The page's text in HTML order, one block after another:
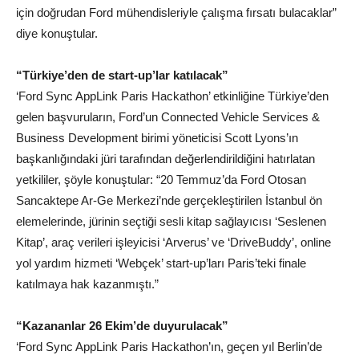
için doğrudan Ford mühendisleriyle çalışma fırsatı bulacaklar”
diye konuştular.
“Türkiye’den de start-up’lar katılacak”
‘Ford Sync AppLink Paris Hackathon’ etkinliğine Türkiye’den
gelen başvuruların, Ford’un Connected Vehicle Services &
Business Development birimi yöneticisi Scott Lyons’ın
başkanlığındaki jüri tarafından değerlendirildiğini hatırlatan
yetkililer, şöyle konuştular: “20 Temmuz’da Ford Otosan
Sancaktepe Ar-Ge Merkezi’nde gerçekleştirilen İstanbul ön
elemelerinde, jürinin seçtiği sesli kitap sağlayıcısı ‘Seslenen
Kitap’, araç verileri işleyicisi ‘Arverus’ ve ‘DriveBuddy’, online
yol yardım hizmeti ‘Webçek’ start-up’ları Paris’teki finale
katılmaya hak kazanmıştı.”
“Kazananlar 26 Ekim’de duyurulacak”
‘Ford Sync AppLink Paris Hackathon’ın, geçen yıl Berlin’de